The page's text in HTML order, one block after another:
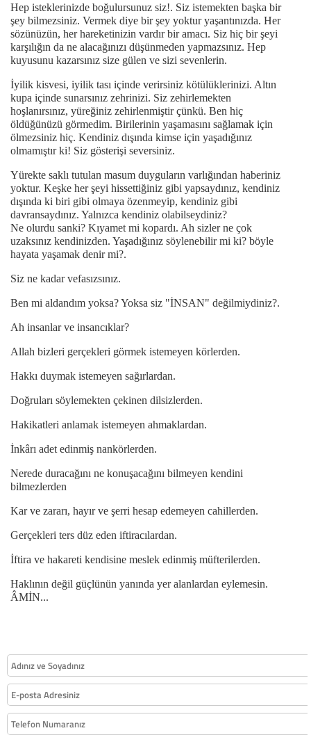
Hep isteklerinizde boğulursunuz siz!. Siz istemekten başka bir
şey bilmezsiniz. Vermek diye bir şey yoktur yaşantınızda. Her
sözünüzün, her hareketinizin vardır bir amacı. Siz hiç bir şeyi
karşılığın da ne alacağınızı düşünmeden yapmazsınız. Hep
kuyusunu kazarsınız size gülen ve sizi sevenlerin.
İyilik kisvesi, iyilik tası içinde verirsiniz kötülüklerinizi. Altın
kupa içinde sunarsınız zehrinizi. Siz zehirlemekten
hoşlanırsınız, yüreğiniz zehirlenmiştir çünkü. Ben hiç
öldüğünüzü görmedim. Birilerinin yaşamasını sağlamak için
ölmezsiniz hiç. Kendiniz dışında kimse için yaşadığınız
olmamıştır ki! Siz gösterişi seversiniz.
Yürekte saklı tutulan masum duyguların varlığından haberiniz
yoktur. Keşke her şeyi hissettiğiniz gibi yapsaydınız, kendiniz
dışında ki biri gibi olmaya özenmeyip, kendiniz gibi
davransaydınız. Yalnızca kendiniz olabilseydiniz?
Ne olurdu sanki? Kıyamet mi kopardı. Ah sizler ne çok
uzaksınız kendinizden. Yaşadığınız söylenebilir mi ki? böyle
hayata yaşamak denir mi?.
Siz ne kadar vefasızsınız.
Ben mi aldandım yoksa? Yoksa siz "İNSAN" değilmiydiniz?.
Ah insanlar ve insancıklar?
Allah bizleri gerçekleri görmek istemeyen körlerden.
Hakkı duymak istemeyen sağırlardan.
Doğruları söylemekten çekinen dilsizlerden.
Hakikatleri anlamak istemeyen ahmaklardan.
İnkârı adet edinmiş nankörlerden.
Nerede duracağını ne konuşacağını bilmeyen kendini
bilmezlerden
Kar ve zararı, hayır ve şerri hesap edemeyen cahillerden.
Gerçekleri ters düz eden iftiracılardan.
İftira ve hakareti kendisine meslek edinmiş müfterilerden.
Haklının değil güçlünün yanında yer alanlardan eylemesin.
ÂMİN...